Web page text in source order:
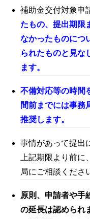
補助金交付対象申
たもの、提出期限
なかったものにつ
られたものと見な
ます。
不備対応等の時間
間前までには事務
推奨します。
事情があって提出
上記期限より前
局にご相談くださ
原則、申請者や手
の延長は認められ